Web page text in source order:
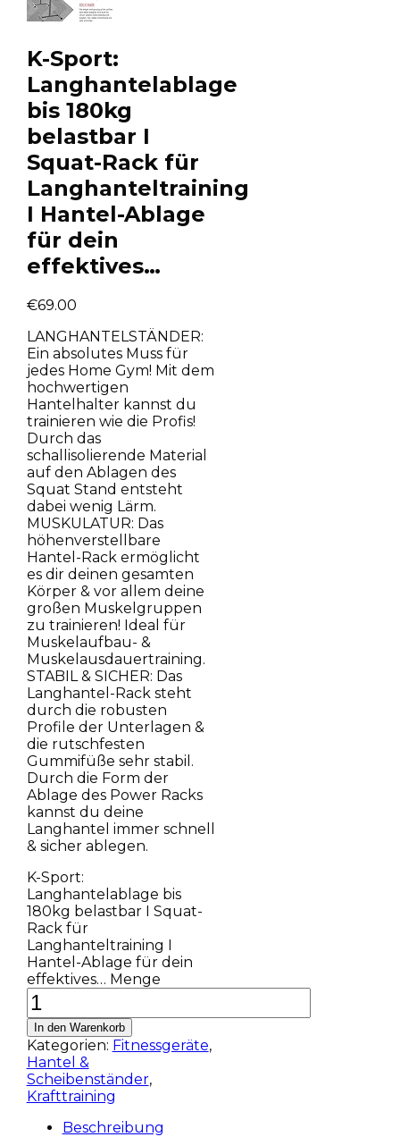
K-Sport:
Langhantelablage
bis 180kg
belastbar I
Squat-Rack für
Langhanteltraining
I Hantel-Ablage
für dein
effektives…
€69.00
LANGHANTELSTÄNDER:
Ein absolutes Muss für
jedes Home Gym! Mit dem
hochwertigen
Hantelhalter kannst du
trainieren wie die Profis!
Durch das
schallisolierende Material
auf den Ablagen des
Squat Stand entsteht
dabei wenig Lärm.
MUSKULATUR: Das
höhenverstellbare
Hantel-Rack ermöglicht
es dir deinen gesamten
Körper & vor allem deine
großen Muskelgruppen
zu trainieren! Ideal für
Muskelaufbau- &
Muskelausdauertraining.
STABIL & SICHER: Das
Langhantel-Rack steht
durch die robusten
Profile der Unterlagen &
die rutschfesten
Gummifüße sehr stabil.
Durch die Form der
Ablage des Power Racks
kannst du deine
Langhantel immer schnell
& sicher ablegen.
K-Sport:
Langhantelablage bis
180kg belastbar I Squat-
Rack für
Langhanteltraining I
Hantel-Ablage für dein
effektives… Menge
In den Warenkorb
Kategorien: Fitnessgeräte,
Hantel &
Scheibenständer,
Krafttraining
Beschreibung